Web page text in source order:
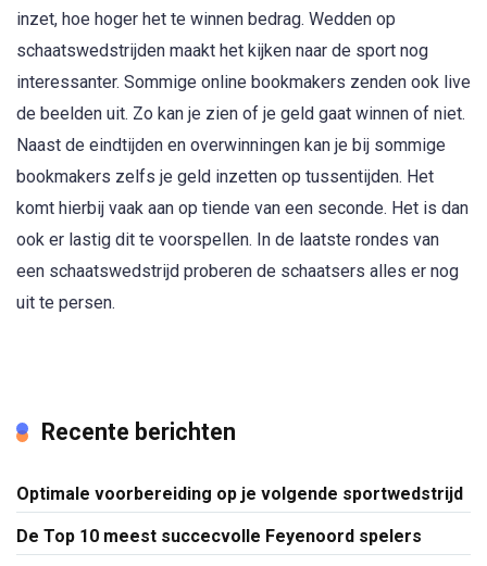
inzet, hoe hoger het te winnen bedrag. Wedden op
schaatswedstrijden maakt het kijken naar de sport nog
interessanter. Sommige online bookmakers zenden ook live
de beelden uit. Zo kan je zien of je geld gaat winnen of niet.
Naast de eindtijden en overwinningen kan je bij sommige
bookmakers zelfs je geld inzetten op tussentijden. Het
komt hierbij vaak aan op tiende van een seconde. Het is dan
ook er lastig dit te voorspellen. In de laatste rondes van
een schaatswedstrijd proberen de schaatsers alles er nog
uit te persen.
Recente berichten
Optimale voorbereiding op je volgende sportwedstrijd
De Top 10 meest succecvolle Feyenoord spelers